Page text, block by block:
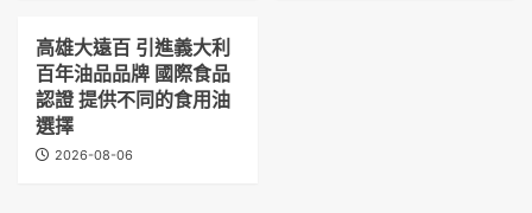
高雄大遠百 引進義大利
百年油品品牌 國際食品
認證 提供不同的食用油
選擇
2026-08-06